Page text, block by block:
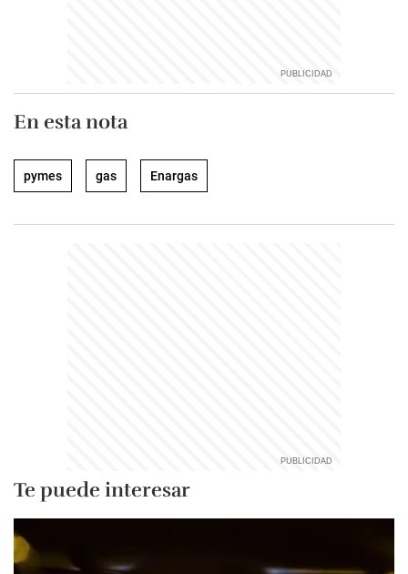
En esta nota
pymes gas Enargas
Te puede interesar